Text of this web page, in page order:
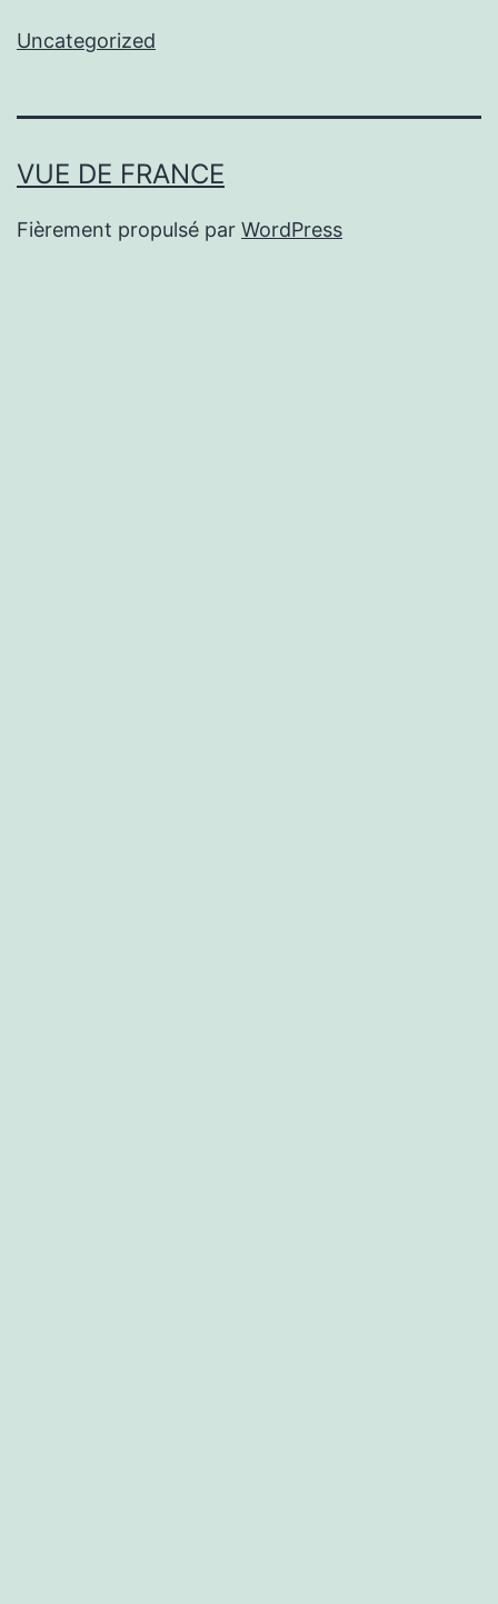
Uncategorized
VUE DE FRANCE
Fièrement propulsé par WordPress